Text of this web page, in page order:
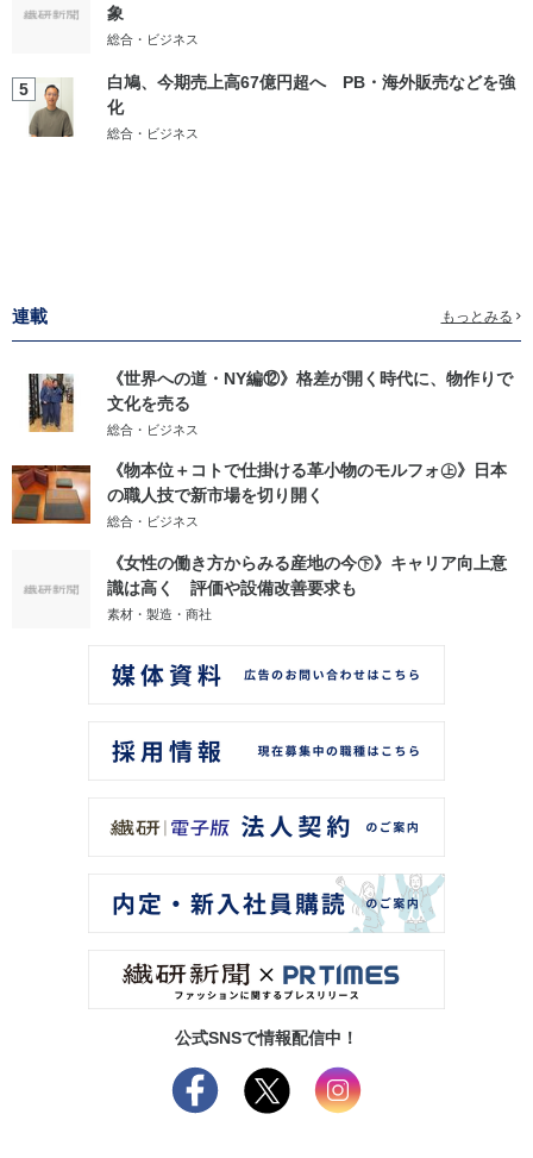
象
総合・ビジネス
5
白鳩、今期売上高67億円超へ PB・海外販売などを強
化
総合・ビジネス
連載 もっとみる
《世界への道・NY編⑫》格差が開く時代に、物作りで
文化を売る
総合・ビジネス
《物本位＋コトで仕掛ける革小物のモルフォ㊤》日本
の職人技で新市場を切り開く
総合・ビジネス
《女性の働き方からみる産地の今㊦》キャリア向上意
識は高く 評価や設備改善要求も
素材・製造・商社
公式SNSで情報配信中！